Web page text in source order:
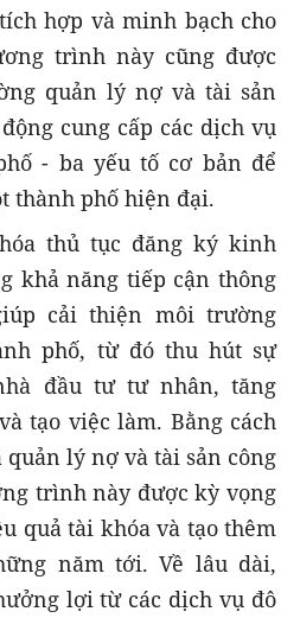
hợp và minh bạch cho
trình này cũng được
quản lý nợ và tài sản
cung cấp các dịch vụ
- ba yếu tố cơ bản để
thành phố hiện đại.
thủ tục đăng ký kinh
khả năng tiếp cận thông
cải thiện môi trường
phố, từ đó thu hút sự
đầu tư tư nhân, tăng
tạo việc làm. Bằng cách
lý nợ và tài sản công
trình này được kỳ vọng
quả tài khóa và tạo thêm
năm tới. Về lâu dài,
lợi từ các dịch vụ đô